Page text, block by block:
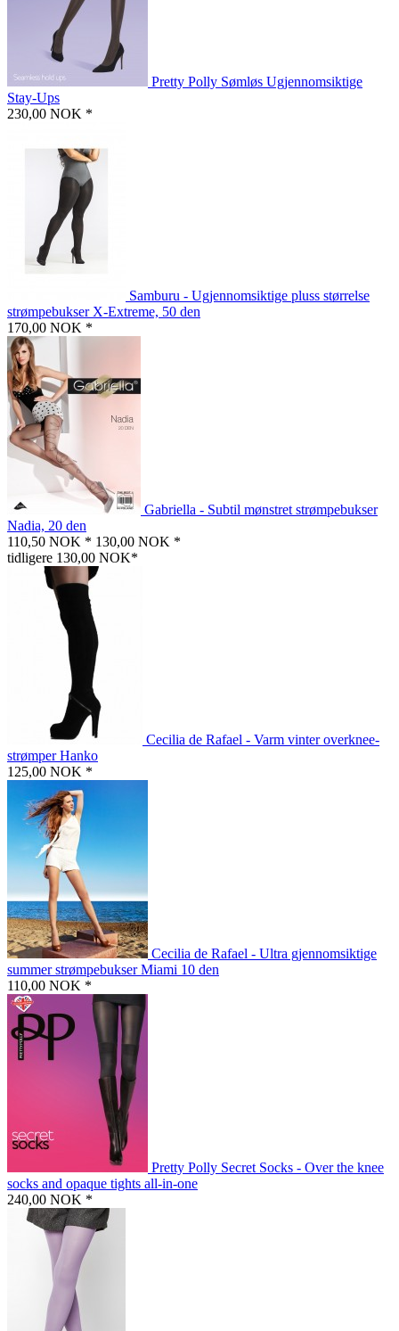
Pretty Polly Sømløs Ugjennomsiktige
Stay-Ups
230,00 NOK *
Samburu - Ugjennomsiktige pluss størrelse
strømpebukser X-Extreme, 50 den
170,00 NOK *
Gabriella - Subtil mønstret strømpebukser
Nadia, 20 den
110,50 NOK * 130,00 NOK *
tidligere 130,00 NOK*
Cecilia de Rafael - Varm vinter overknee-
strømper Hanko
125,00 NOK *
Cecilia de Rafael - Ultra gjennomsiktige
summer strømpebukser Miami 10 den
110,00 NOK *
Pretty Polly Secret Socks - Over the knee
socks and opaque tights all-in-one
240,00 NOK *